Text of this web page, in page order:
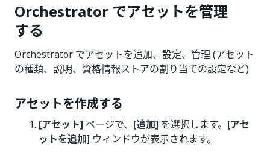
Orchestrator でアセットを管理
する
Orchestrator でアセットを追加、設定、管理 (アセット
の種類、説明、資格情報ストアの割り当ての設定など)
アセットを作成する
[アセット] ページで、 [追加] を選択します。 [アセ
ットを追加] ウィンドウが表示されます。